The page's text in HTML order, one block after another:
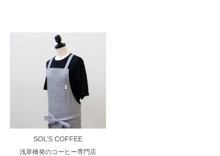
SOL’S COFFEE
浅草橋発のコーヒー専門店